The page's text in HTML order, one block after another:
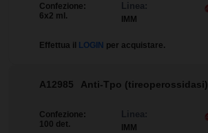
Confezione:
6x2 ml.
Linea:
IMM
Effettua il LOGIN per acquistare.
A12985 Anti-Tpo (tireoperossidasi)
Confezione:
100 det.
Linea:
IMM